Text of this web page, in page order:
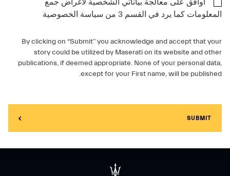
أوافق على معالجة بياناتي الشخصية لأغراض جمع
المعلومات كما يرد في القسم 3 من سياسة الخصوصية
By clicking on “Submit” you acknowledge and accept that your
story could be utilized by Maserati on its website and other
publications, if deemed appropriate. None of your personal data,
except for your First name, will be published.
SUBMIT